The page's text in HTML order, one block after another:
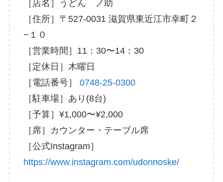
［店名］うどん ノ助
［住所］〒527-0031 滋賀県東近江市幸町２
−１０
［営業時間］11：30〜14：30
［定休日］木曜日
［電話番号］
0748-25-0300
［駐車場］あり(8台)
［予算］¥1,000〜¥2,000
［席］カウンター・テーブル席
［公式Instagram］
https://www.instagram.com/udonnoske/